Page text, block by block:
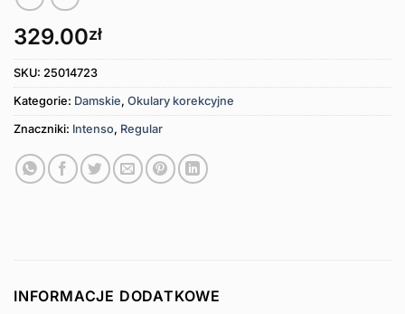
329.00zł
SKU: 25014723
Kategorie: Damskie, Okulary korekcyjne
Znaczniki: Intenso, Regular
INFORMACJE DODATKOWE